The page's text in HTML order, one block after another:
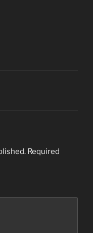
Required